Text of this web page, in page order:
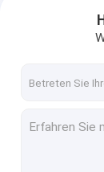
IML-